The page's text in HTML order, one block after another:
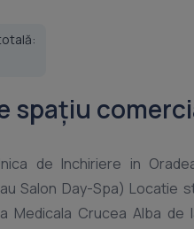
spațiu
de Inchiriere in
Salon Day-Spa) Locatie
Medicala Crucea Alba